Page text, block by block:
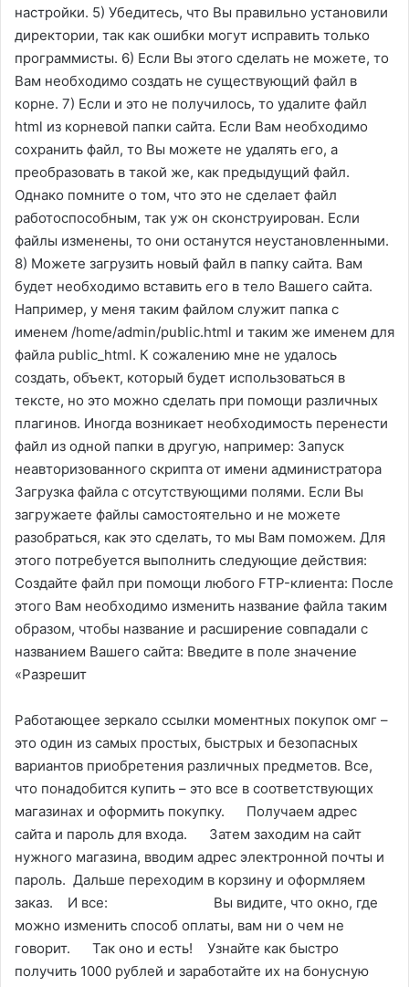
настройки. 5) Убедитесь, что Вы правильно установили
директории, так как ошибки могут исправить только
программисты. 6) Если Вы этого сделать не можете, то
Вам необходимо создать не существующий файл в
корне. 7) Если и это не получилось, то удалите файл
html из корневой папки сайта. Если Вам необходимо
сохранить файл, то Вы можете не удалять его, а
преобразовать в такой же, как предыдущий файл.
Однако помните о том, что это не сделает файл
работоспособным, так уж он сконструирован. Если
файлы изменены, то они останутся неустановленными.
8) Можете загрузить новый файл в папку сайта. Вам
будет необходимо вставить его в тело Вашего сайта.
Например, у меня таким файлом служит папка с
именем /home/admin/public.html и таким же именем для
файла public_html. К сожалению мне не удалось
создать, объект, который будет использоваться в
тексте, но это можно сделать при помощи различных
плагинов. Иногда возникает необходимость перенести
файл из одной папки в другую, например: Запуск
неавторизованного скрипта от имени администратора
Загрузка файла с отсутствующими полями. Если Вы
загружаете файлы самостоятельно и не можете
разобраться, как это сделать, то мы Вам поможем. Для
этого потребуется выполнить следующие действия:
Создайте файл при помощи любого FTP-клиента: После
этого Вам необходимо изменить название файла таким
образом, чтобы название и расширение совпадали с
названием Вашего сайта: Введите в поле значение
«Разрешит
Работающее зеркало ссылки моментных покупок омг –
это один из самых простых, быстрых и безопасных
вариантов приобретения различных предметов. Все,
что понадобится купить – это все в соответствующих
магазинах и оформить покупку. Получаем адрес
сайта и пароль для входа. Затем заходим на сайт
нужного магазина, вводим адрес электронной почты и
пароль. Дальше переходим в корзину и оформляем
заказ. И все: Вы видите, что окно, где
можно изменить способ оплаты, вам ни о чем не
говорит. Так оно и есть! Узнайте как быстро
получить 1000 рублей и заработайте их на бонусную